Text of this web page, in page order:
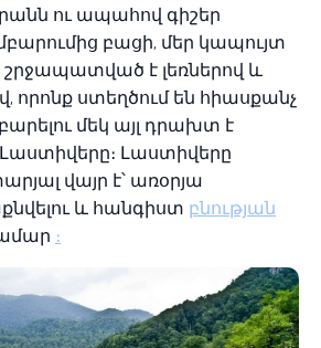
ու ապահով գիշեր
բացի, մեր կապույտ
է լեռներով և
որոնք ստեղծում են հիասքանչ
մեկ այլ դրախտ է
Լաստիվերը
վայր է՝ առօրյա
և հանգիստ բնության
։